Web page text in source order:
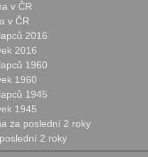
v ČR
v ČR
2016
2016
1960
1960
1945
1945
za poslední 2 roky
2 roky